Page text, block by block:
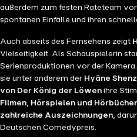
außerdem zum festen Rateteam
spontanen Einfälle und ihren
Auch abseits des Fernsehens zeigt
Vielseitigkeit. Als Schauspielerin
Serienproduktionen vor der
sie unter anderem der Hyäne
von Der König der Löwen ihre
Filmen, Hörspielen und
zahlreiche Auszeichnungen,
Deutschen Comedypreis.